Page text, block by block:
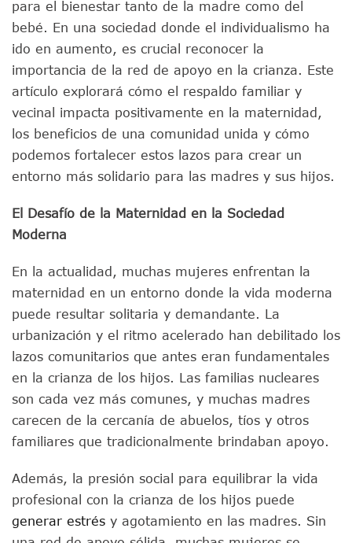
para el bienestar tanto de la madre como del
bebé. En una sociedad donde el individualismo ha
ido en aumento, es crucial reconocer la
importancia de la red de apoyo en la crianza. Este
artículo explorará cómo el respaldo familiar y
vecinal impacta positivamente en la maternidad,
los beneficios de una comunidad unida y cómo
podemos fortalecer estos lazos para crear un
entorno más solidario para las madres y sus hijos.
El Desafío de la Maternidad en la Sociedad
Moderna
En la actualidad, muchas mujeres enfrentan la
maternidad en un entorno donde la vida moderna
puede resultar solitaria y demandante. La
urbanización y el ritmo acelerado han debilitado los
lazos comunitarios que antes eran fundamentales
en la crianza de los hijos. Las familias nucleares
son cada vez más comunes, y muchas madres
carecen de la cercanía de abuelos, tíos y otros
familiares que tradicionalmente brindaban apoyo.
Además, la presión social para equilibrar la vida
profesional con la crianza de los hijos puede
generar estrés y agotamiento en las madres. Sin